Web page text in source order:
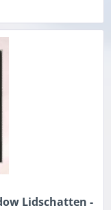
Lidschatten -